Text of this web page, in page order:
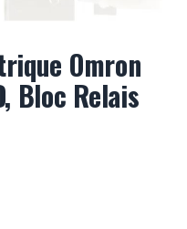
Omron
Bloc Relais